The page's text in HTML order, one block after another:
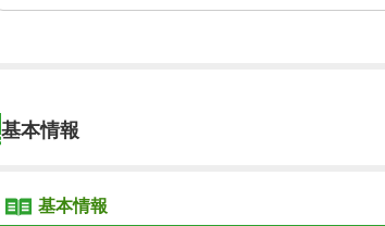
基本情報
基本情報